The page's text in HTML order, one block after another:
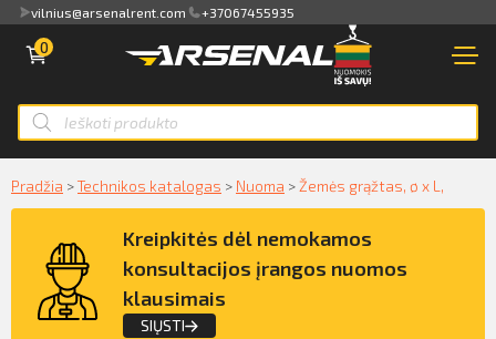
vilnius@arsenalrent.com +37067455935
0 PARDUOTUVĖ NUOMA
PARDAVIMAS
NAUDOTA TECHNIKA
NUOMA
PASLAUGOS
Akti, atlikumi objektos
Pasiūlymai
Mokėjimų sąrašas
ID card
Pradžia >Technikos katalogas > Nuoma > Žemės grąžtas, ø x L,
Kreipkitės dėl nemokamos
konsultacijos įrangos nuomos
klausimais
SIŲSTI